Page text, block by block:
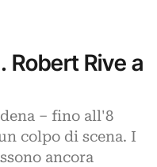
Robert Rive a
– fino all'8
colpo di scena. I
ancora